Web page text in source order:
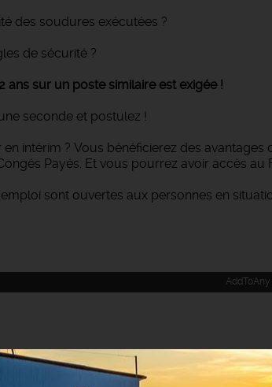
des soudures exécutées ?
de sécurité ?
ans sur un poste similaire est exigée !
seconde et postulez !
en intérim ? Vous bénéficierez des
Payés. Et vous pourrez avoir accès au
sont ouvertes aux personnes en
AddToAny